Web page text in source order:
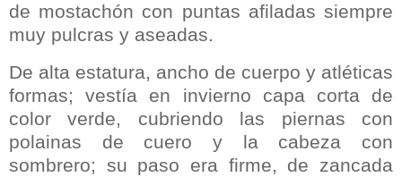
de mostachón con puntas afiladas siempre
muy pulcras y aseadas.
De alta estatura, ancho de cuerpo y atléticas
formas; vestía en invierno capa corta de
color verde, cubriendo las piernas con
polainas de cuero y la cabeza con
sombrero; su paso era firme, de zancada